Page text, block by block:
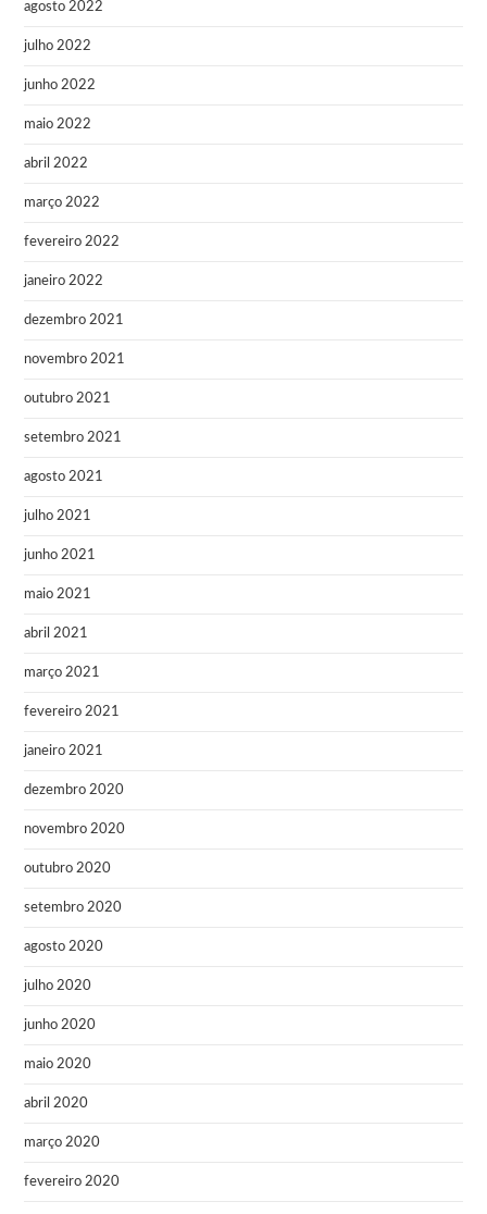
agosto 2022
julho 2022
junho 2022
maio 2022
abril 2022
março 2022
fevereiro 2022
janeiro 2022
dezembro 2021
novembro 2021
outubro 2021
setembro 2021
agosto 2021
julho 2021
junho 2021
maio 2021
abril 2021
março 2021
fevereiro 2021
janeiro 2021
dezembro 2020
novembro 2020
outubro 2020
setembro 2020
agosto 2020
julho 2020
junho 2020
maio 2020
abril 2020
março 2020
fevereiro 2020